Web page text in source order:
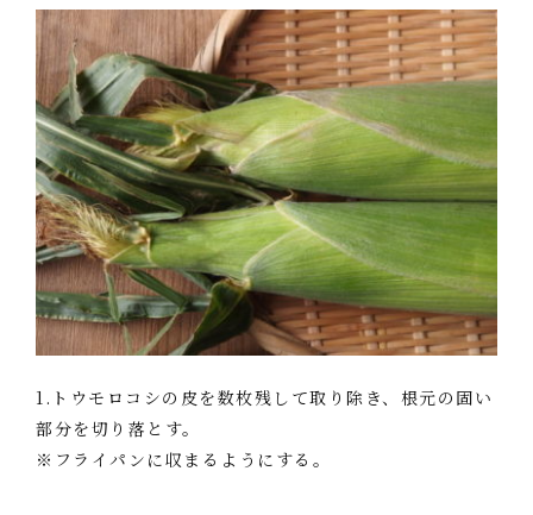
1.トウモロコシの皮を数枚残して取り除き、根元の固い
部分を切り落とす。
※フライパンに収まるようにする。